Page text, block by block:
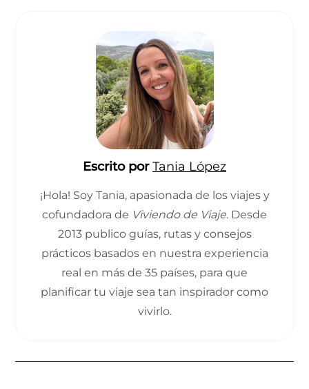
Escrito porTania López
¡Hola! Soy Tania, apasionada de los viajes y
cofundadora de Viviendo de Viaje. Desde
2013 publico guías, rutas y consejos
prácticos basados en nuestra experiencia
real en más de 35 países, para que
planificar tu viaje sea tan inspirador como
vivirlo.